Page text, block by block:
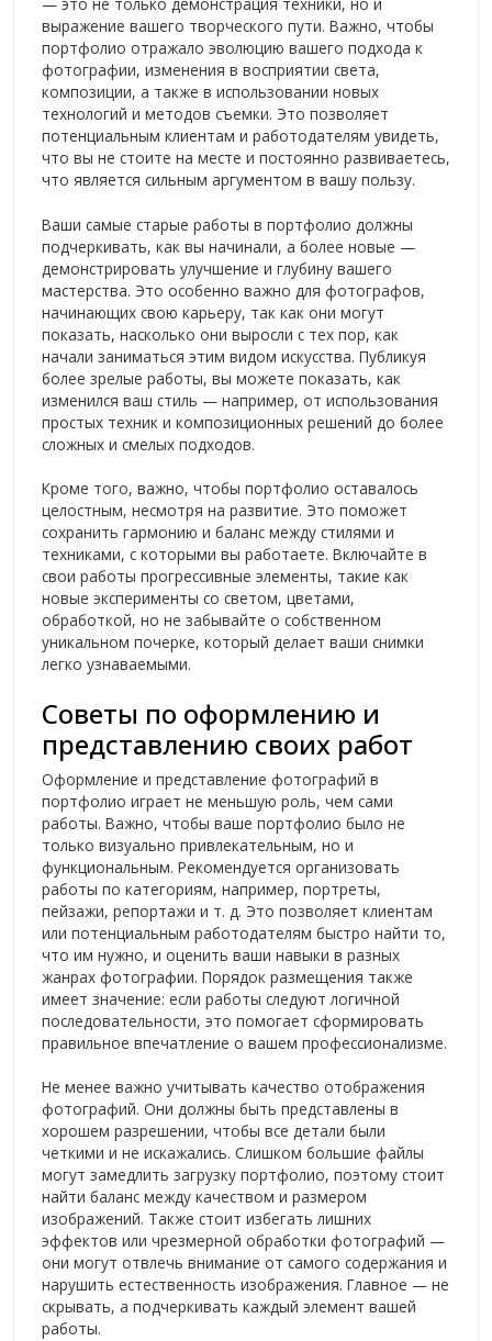
— это не только демонстрация техники, но и
выражение вашего творческого пути. Важно, чтобы
портфолио отражало эволюцию вашего подхода к
фотографии, изменения в восприятии света,
композиции, а также в использовании новых
технологий и методов съемки. Это позволяет
потенциальным клиентам и работодателям увидеть,
что вы не стоите на месте и постоянно развиваетесь,
что является сильным аргументом в вашу пользу.
Ваши самые старые работы в портфолио должны
подчеркивать, как вы начинали, а более новые —
демонстрировать улучшение и глубину вашего
мастерства. Это особенно важно для фотографов,
начинающих свою карьеру, так как они могут
показать, насколько они выросли с тех пор, как
начали заниматься этим видом искусства. Публикуя
более зрелые работы, вы можете показать, как
изменился ваш стиль — например, от использования
простых техник и композиционных решений до более
сложных и смелых подходов.
Кроме того, важно, чтобы портфолио оставалось
целостным, несмотря на развитие. Это поможет
сохранить гармонию и баланс между стилями и
техниками, с которыми вы работаете. Включайте в
свои работы прогрессивные элементы, такие как
новые эксперименты со светом, цветами,
обработкой, но не забывайте о собственном
уникальном почерке, который делает ваши снимки
легко узнаваемыми.
Советы по оформлению и
представлению своих работ
Оформление и представление фотографий в
портфолио играет не меньшую роль, чем сами
работы. Важно, чтобы ваше портфолио было не
только визуально привлекательным, но и
функциональным. Рекомендуется организовать
работы по категориям, например, портреты,
пейзажи, репортажи и т. д. Это позволяет клиентам
или потенциальным работодателям быстро найти то,
что им нужно, и оценить ваши навыки в разных
жанрах фотографии. Порядок размещения также
имеет значение: если работы следуют логичной
последовательности, это помогает сформировать
правильное впечатление о вашем профессионализме.
Не менее важно учитывать качество отображения
фотографий. Они должны быть представлены в
хорошем разрешении, чтобы все детали были
четкими и не искажались. Слишком большие файлы
могут замедлить загрузку портфолио, поэтому стоит
найти баланс между качеством и размером
изображений. Также стоит избегать лишних
эффектов или чрезмерной обработки фотографий —
они могут отвлечь внимание от самого содержания и
нарушить естественность изображения. Главное — не
скрывать, а подчеркивать каждый элемент вашей
работы.